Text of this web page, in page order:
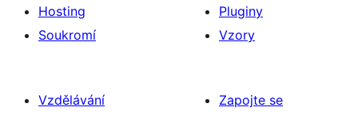
Hosting
Soukromí
Pluginy
Vzory
Vzdělávání
Zapojte se